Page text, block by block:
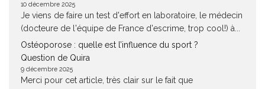
10 décembre 2025
Je viens de faire un test d'effort en laboratoire, le médecin
(docteure de l'équipe de France d'escrime, trop cool!) à...
Ostéoporose : quelle est l’influence du sport ?
Question de Quira
9 décembre 2025
Merci pour cet article, très clair sur le fait que